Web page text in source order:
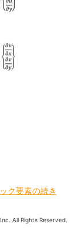
ク要素の続き
All Rights Reserved.